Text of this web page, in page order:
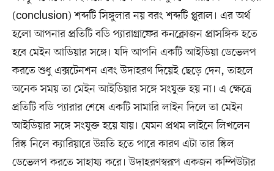
(conclusion) শব্দটি সিঙ্গুলার নয় বরং শব্দটি প্লুরাল। এর অর্থ
হলো আপনার প্রতিটি বডি প্যারাগ্রাফের কনক্লোজন প্রাসঙ্গিক হতে
হবে মেইন আডিয়ার সঙ্গে। যদি আপনি একটি আইডিয়া ডেভেলপ
করতে শুধু এক্সটেনশন এবং উদাহরণ দিয়েই ছেড়ে দেন, তাহলে
অনেক সময় তা মেইন আইডিয়ার সঙ্গে সংযুক্ত হয় না। এ ক্ষেত্রে
প্রতিটি বডি প্যারার শেষে একটি সামারি লাইন দিলে তা মেইন
আইডিয়ার সঙ্গে সংযুক্ত হয়ে যায়। যেমন প্রথম লাইনে লিখলেন
রিস্ক নিলে ক্যারিয়ারে উন্নতি হতে পারে কারণ এটা তার স্কিল
ডেভেলপ করতে সাহায্য করে। উদাহরণস্বরূপ একজন কম্পিউটার